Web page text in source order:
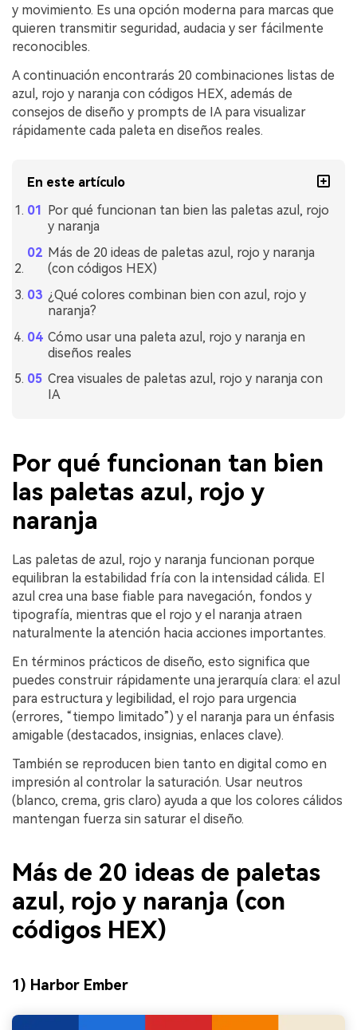
y movimiento. Es una opción moderna para marcas que
quieren transmitir seguridad, audacia y ser fácilmente
reconocibles.
A continuación encontrarás 20 combinaciones listas de
azul, rojo y naranja con códigos HEX, además de
consejos de diseño y prompts de IA para visualizar
rápidamente cada paleta en diseños reales.
En este artículo
Por qué funcionan tan bien las paletas azul, rojo
y naranja
Más de 20 ideas de paletas azul, rojo y naranja
(con códigos HEX)
¿Qué colores combinan bien con azul, rojo y
naranja?
Cómo usar una paleta azul, rojo y naranja en
diseños reales
Crea visuales de paletas azul, rojo y naranja con
IA
Por qué funcionan tan bien
las paletas azul, rojo y
naranja
Las paletas de azul, rojo y naranja funcionan porque
equilibran la estabilidad fría con la intensidad cálida. El
azul crea una base fiable para navegación, fondos y
tipografía, mientras que el rojo y el naranja atraen
naturalmente la atención hacia acciones importantes.
En términos prácticos de diseño, esto significa que
puedes construir rápidamente una jerarquía clara: el azul
para estructura y legibilidad, el rojo para urgencia
(errores, “tiempo limitado”) y el naranja para un énfasis
amigable (destacados, insignias, enlaces clave).
También se reproducen bien tanto en digital como en
impresión al controlar la saturación. Usar neutros
(blanco, crema, gris claro) ayuda a que los colores cálidos
mantengan fuerza sin saturar el diseño.
Más de 20 ideas de paletas
azul, rojo y naranja (con
códigos HEX)
1) Harbor Ember